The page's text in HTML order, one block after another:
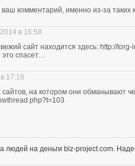
ваш комментарий, именно из-за
в 16:58
сайт находится здесь: http://
это спасет…
17:18
сайтов, на котором они обманывают
людей на деньги biz-project.com.